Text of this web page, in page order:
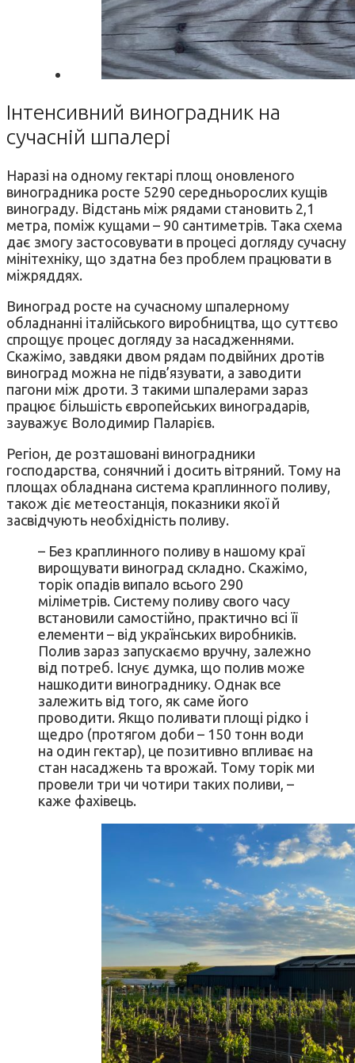
Інтенсивний виноградник на
сучасній шпалері
Наразі на одному гектарі площ оновленого
виноградника росте 5290 середньорослих кущів
винограду. Відстань між рядами становить 2,1
метра, поміж кущами – 90 сантиметрів. Така схема
дає змогу застосовувати в процесі догляду сучасну
мінітехніку, що здатна без проблем працювати в
міжряддях.
Виноград росте на сучасному шпалерному
обладнанні італійського виробництва, що суттєво
спрощує процес догляду за насадженнями.
Скажімо, завдяки двом рядам подвійних дротів
виноград можна не підв’язувати, а заводити
пагони між дроти. З такими шпалерами зараз
працює більшість європейських виноградарів,
зауважує Володимир Паларієв.
Регіон, де розташовані виноградники
господарства, сонячний і досить вітряний. Тому на
площах обладнана система краплинного поливу,
також діє метеостанція, показники якої й
засвідчують необхідність поливу.
– Без краплинного поливу в нашому краї
вирощувати виноград складно. Скажімо,
торік опадів випало всього 290
міліметрів. Систему поливу свого часу
встановили самостійно, практично всі її
елементи – від українських виробників.
Полив зараз запускаємо вручну, залежно
від потреб. Існує думка, що полив може
нашкодити винограднику. Однак все
залежить від того, як саме його
проводити. Якщо поливати площі рідко і
щедро (протягом доби – 150 тонн води
на один гектар), це позитивно впливає на
стан насаджень та врожай. Тому торік ми
провели три чи чотири таких поливи, –
каже фахівець.